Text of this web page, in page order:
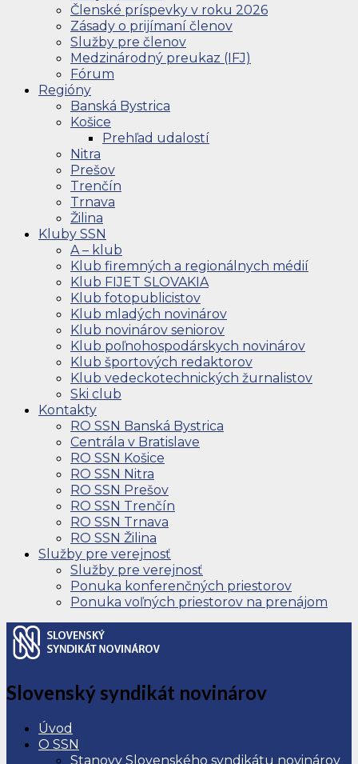
Členské príspevky v roku 2026
Zásady o prijímaní členov
Služby pre členov
Medzinárodný preukaz (IFJ)
Fórum
Regióny
Banská Bystrica
Košice
Prehľad udalostí
Nitra
Prešov
Trenčín
Trnava
Žilina
Kluby SSN
A – klub
Klub firemných a regionálnych médií
Klub FIJET SLOVAKIA
Klub fotopublicistov
Klub mladých novinárov
Klub novinárov seniorov
Klub poľnohospodárskych novinárov
Klub športových redaktorov
Klub vedeckotechnických žurnalistov
Ski club
Kontakty
RO SSN Banská Bystrica
Centrála v Bratislave
RO SSN Košice
RO SSN Nitra
RO SSN Prešov
RO SSN Trenčín
RO SSN Trnava
RO SSN Žilina
Služby pre verejnosť
Služby pre verejnosť
Ponuka konferenčných priestorov
Ponuka voľných priestorov na prenájom
Slovenský syndikát novinárov
Úvod
O SSN
Stanovy Slovenského syndikátu novinárov